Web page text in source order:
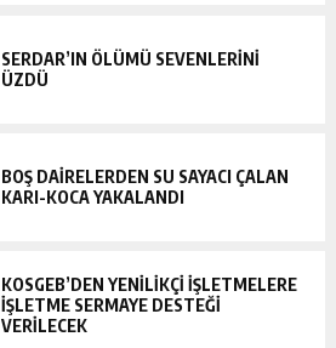
SERDAR’IN ÖLÜMÜ SEVENLERİNİ
ÜZDÜ
BOŞ DAIRELERDEN SU SAYACI ÇALAN
KARI-KOCA YAKALANDI
KOSGEB’DEN YENİLİKÇİ İŞLETMELERE
İŞLETME SERMAYE DESTEĞİ
VERİLECEK